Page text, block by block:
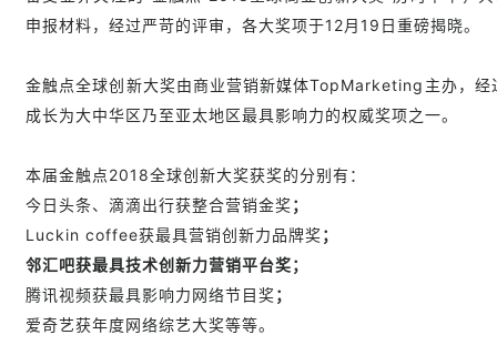
申报材料，经过严苛的评审，各大奖项于12月19日重磅揭晓。
金触点全球创新大奖由商业营销新媒体TopMarketing主办，经
成长为大中华区乃至亚太地区最具影响力的权威奖项之一。
本届金触点2018全球创新大奖获奖的分别有：
今日头条、滴滴出行获整合营销金奖；
Luckin coffee获最具营销创新力品牌奖；
邻汇吧获最具技术创新力营销平台奖；
腾讯视频获最具影响力网络节目奖；
爱奇艺获年度网络综艺大奖等等。